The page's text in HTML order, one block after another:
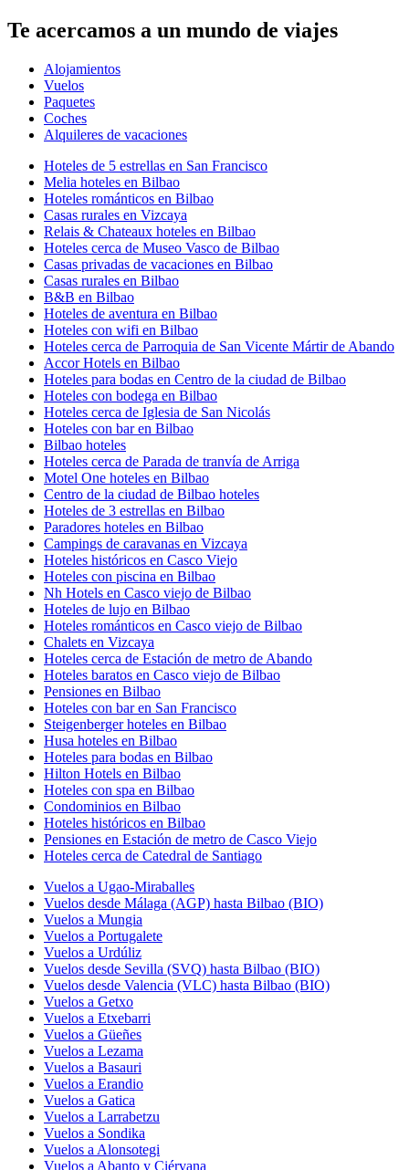
Te acercamos a un mundo de viajes
Alojamientos
Vuelos
Paquetes
Coches
Alquileres de vacaciones
Hoteles de 5 estrellas en San Francisco
Melia hoteles en Bilbao
Hoteles románticos en Bilbao
Casas rurales en Vizcaya
Relais & Chateaux hoteles en Bilbao
Hoteles cerca de Museo Vasco de Bilbao
Casas privadas de vacaciones en Bilbao
Casas rurales en Bilbao
B&B en Bilbao
Hoteles de aventura en Bilbao
Hoteles con wifi en Bilbao
Hoteles cerca de Parroquia de San Vicente Mártir de Abando
Accor Hotels en Bilbao
Hoteles para bodas en Centro de la ciudad de Bilbao
Hoteles con bodega en Bilbao
Hoteles cerca de Iglesia de San Nicolás
Hoteles con bar en Bilbao
Bilbao hoteles
Hoteles cerca de Parada de tranvía de Arriga
Motel One hoteles en Bilbao
Centro de la ciudad de Bilbao hoteles
Hoteles de 3 estrellas en Bilbao
Paradores hoteles en Bilbao
Campings de caravanas en Vizcaya
Hoteles históricos en Casco Viejo
Hoteles con piscina en Bilbao
Nh Hotels en Casco viejo de Bilbao
Hoteles de lujo en Bilbao
Hoteles románticos en Casco viejo de Bilbao
Chalets en Vizcaya
Hoteles cerca de Estación de metro de Abando
Hoteles baratos en Casco viejo de Bilbao
Pensiones en Bilbao
Hoteles con bar en San Francisco
Steigenberger hoteles en Bilbao
Husa hoteles en Bilbao
Hoteles para bodas en Bilbao
Hilton Hotels en Bilbao
Hoteles con spa en Bilbao
Condominios en Bilbao
Hoteles históricos en Bilbao
Pensiones en Estación de metro de Casco Viejo
Hoteles cerca de Catedral de Santiago
Vuelos a Ugao-Miraballes
Vuelos desde Málaga (AGP) hasta Bilbao (BIO)
Vuelos a Mungia
Vuelos a Portugalete
Vuelos a Urdúliz
Vuelos desde Sevilla (SVQ) hasta Bilbao (BIO)
Vuelos desde Valencia (VLC) hasta Bilbao (BIO)
Vuelos a Getxo
Vuelos a Etxebarri
Vuelos a Güeñes
Vuelos a Lezama
Vuelos a Basauri
Vuelos a Erandio
Vuelos a Gatica
Vuelos a Larrabetzu
Vuelos a Sondika
Vuelos a Alonsotegi
Vuelos a Abanto y Ciérvana